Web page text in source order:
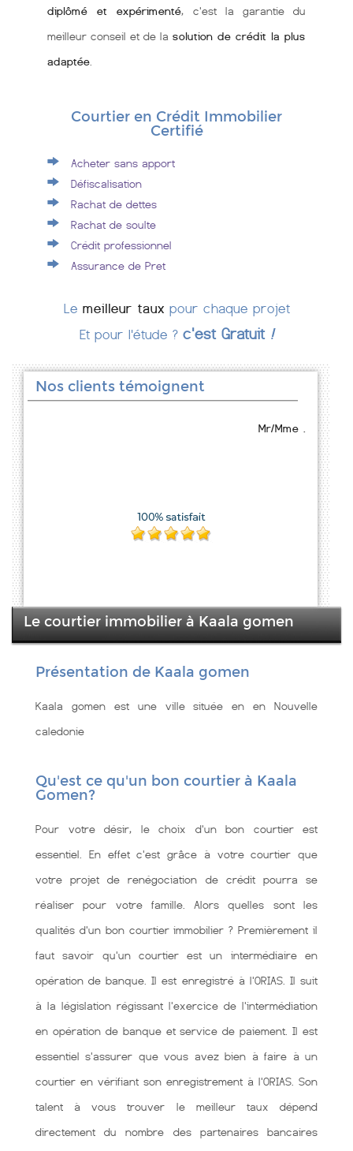
diplômé et expérimenté, c'est la garantie du
meilleur conseil et de la solution de crédit la plus
adaptée
Courtier en Crédit Immobilier
Certifié
Acheter sans apport
Défiscalisation
Rachat de dettes
Rachat de soulte
Crédit professionnel
Assurance de Pret
Le meilleur taux pour chaque projet
Et pour l'étude ? c'est Gratuit !
Nos clients témoignent
Mr/Mme .
Le courtier immobilier à Kaala gomen
Présentation de Kaala gomen
Kaala gomen est une ville située en en Nouvelle
caledonie
Qu'est ce qu'un bon courtier à Kaala
Gomen?
Pour votre désir, le choix d'un bon courtier est
essentiel. En effet c'est grâce à votre courtier que
votre projet de renégociation de crédit pourra se
réaliser pour votre famille. Alors quelles sont les
qualités d'un bon courtier immobilier ? Premièrement il
faut savoir qu'un courtier est un intermédiaire en
opération de banque. Il est enregistré à l'ORIAS. Il suit
à la législation régissant l'exercice de l'intermédiation
en opération de banque et service de paiement. Il est
essentiel s'assurer que vous avez bien à faire à un
courtier en vérifiant son enregistrement à l'ORIAS. Son
talent à vous trouver le meilleur taux dépend
directement du nombre des partenaires bancaires